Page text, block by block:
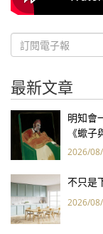
最新文章
明知會
《蠍
2026/
不只是
2026/